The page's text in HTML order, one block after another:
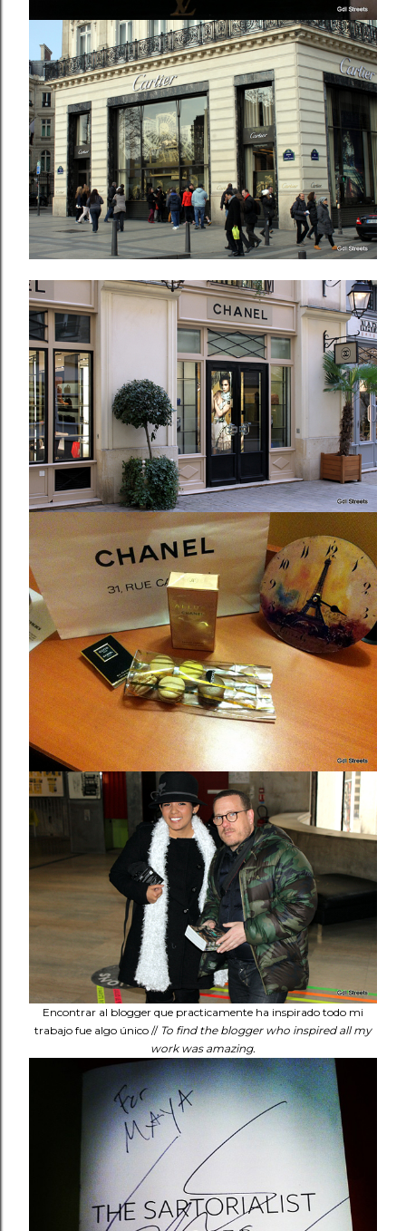
Encontrar al blogger que practicamente ha inspirado todo mi
trabajo fue algo único // To find the blogger who inspired all my
work was amazing.